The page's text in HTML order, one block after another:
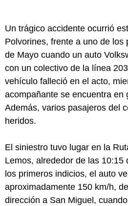
Un trágico accidente ocurrió
Polvorines, frente a uno de los
de Mayo cuando un auto
con un colectivo de la línea
vehículo falleció en el acto,
acompañante se encuentra en
Además, varios pasajeros del
heridos.
El siniestro tuvo lugar en la
Lemos, alrededor de las 10:15
los primeros indicios, el auto
aproximadamente 150 km/h,
dirección a San Miguel,